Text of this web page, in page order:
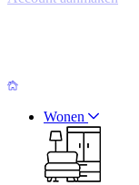
Wonen